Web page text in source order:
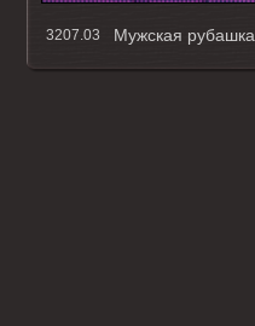
3207.03 Мужская рубашка